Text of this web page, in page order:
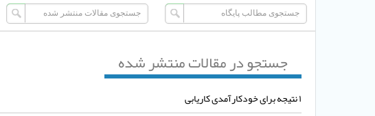
جستجو در مقالات منتشر شده
۱ نتیجه برای خودکارآمدی کاریابی